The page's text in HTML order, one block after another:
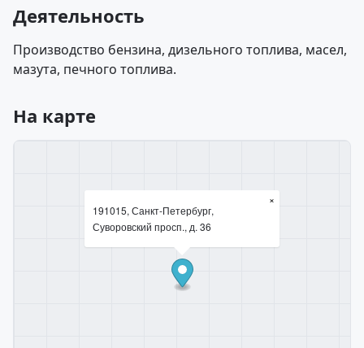
Деятельность
Производство бензина, дизельного топлива, масел,
мазута, печного топлива.
На карте
191015, Санкт-Петербург,
Суворовский просп., д. 36
×